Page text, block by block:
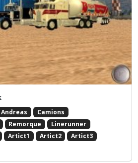
Andreas
Camions
Remorque
Linerunner
Artict1 Artict2
Artict3